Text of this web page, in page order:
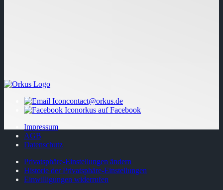
contact@orkus.de
orkus auf Facebook
Impressum
AGB
Datenschutz
Privatsphäre-Einstellungen ändern
Historie der Privatsphäre-Einstellungen
Einwilligungen widerrufen